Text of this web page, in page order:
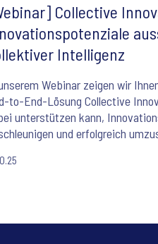
Collective
Intelligenz
Webinar zeigen wir
to-End-Lösung Collective
unterstützen kann,
und erfolgreich